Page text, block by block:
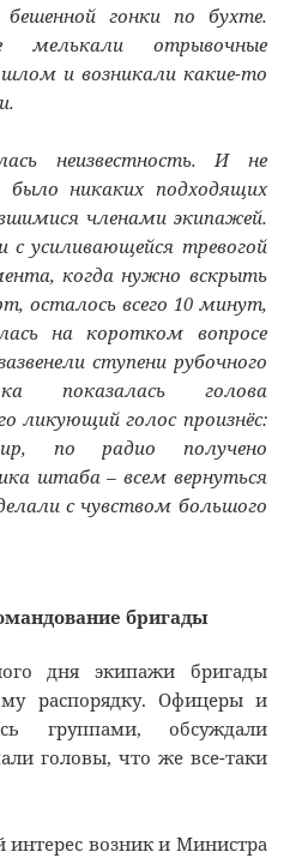
гонки по бухте.
мелькали отрывочные
и возникали какие-то
неизвестность. И не
никаких подходящих
членами экипажей.
с усиливающейся тревогой
когда нужно вскрыть
осталось всего 10 минут,
на коротком вопросе
ступени рубочного
показалась голова
ликующий голос произнёс:
по радио получено
штаба – всем вернуться
с чувством большого
бригады
дня экипажи бригады
распорядку. Офицеры и
группами, обсуждали
головы, что же все-таки
интерес возник и Министра